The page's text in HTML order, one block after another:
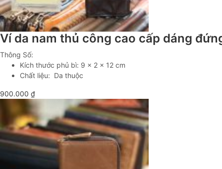
Ví da nam thủ công cao cấp dáng
Thông Số:
Kích thước phủ bì: 9 x 2 x 12 cm
Chất liệu: Da thuộc
900.000 ₫